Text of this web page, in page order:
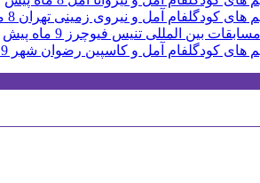
های کودگلفام آمل و نیروی زمینی تهران 8 ماه پیش
بین المللی تنیس فیوچرز 9 ماه پیش
های کودگلفام آمل و کاسپین رضوان شهر 9 ماه پیش